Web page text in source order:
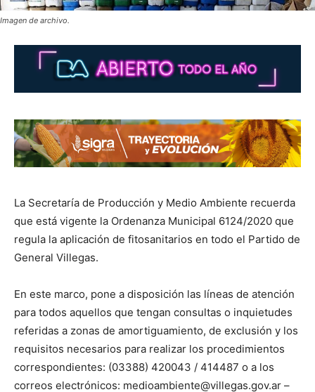
Imagen de archivo.
La Secretaría de Producción y Medio Ambiente recuerda
que está vigente la Ordenanza Municipal 6124/2020 que
regula la aplicación de fitosanitarios en todo el Partido de
General Villegas.
En este marco, pone a disposición las líneas de atención
para todos aquellos que tengan consultas o inquietudes
referidas a zonas de amortiguamiento, de exclusión y los
requisitos necesarios para realizar los procedimientos
correspondientes: (03388) 420043 / 414487 o a los
correos electrónicos: medioambiente@villegas.gov.ar –